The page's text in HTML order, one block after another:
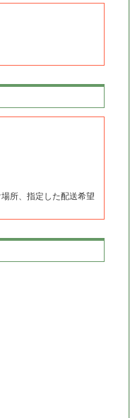
所、指定した配送希望